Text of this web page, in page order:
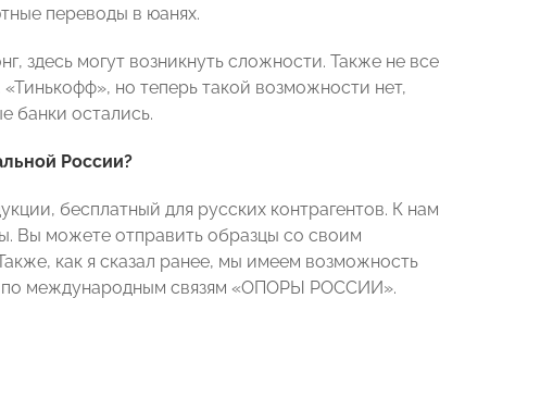
переводы в юанях.
здесь могут возникнуть сложности. Также не все
но теперь такой возможности нет,
банки остались.
России?
бесплатный для русских контрагентов. К нам
Вы можете отправить образцы со своим
как я сказал ранее, мы имеем возможность
по международным связям «ОПОРЫ РОССИИ».